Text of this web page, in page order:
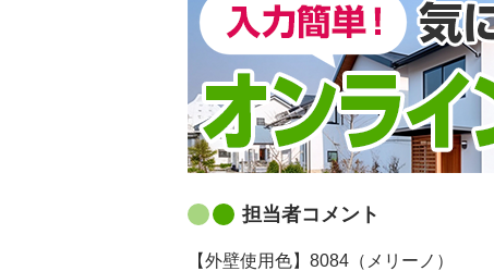
担当者コメント
【外壁使用色】8084（メリーノ）